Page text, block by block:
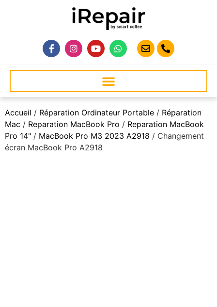
Accueil / Réparation Ordinateur Portable / Réparation
Mac / Reparation MacBook Pro / Reparation MacBook
Pro 14" / MacBook Pro M3 2023 A2918 / Changement
écran MacBook Pro A2918